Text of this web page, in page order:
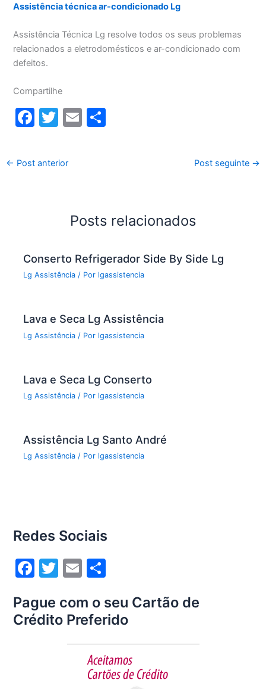
Assistência técnica ar-condicionado Lg
Assistência Técnica Lg resolve todos os seus problemas
relacionados a eletrodomésticos e ar-condicionado com
defeitos.
Compartilhe
F
c
e
k
T
itt
er
E
← Post anterior Post seguinte →
Posts relacionados
Conserto Refrigerador Side By Side Lg
Lg Assistência / Por lgassistencia
Lava e Seca Lg Assistência
Lg Assistência / Por lgassistencia
Lava e Seca Lg Conserto
Lg Assistência / Por lgassistencia
Assistência Lg Santo André
Lg Assistência / Por lgassistencia
Redes Sociais
F
c
e
T
itt
er
E
ai
l
ar
e
Pague com o seu Cartão de
Crédito Preferido